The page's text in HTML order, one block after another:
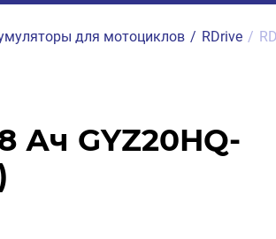
для мотоциклов / RDrive /
Ач GYZ20HQ-